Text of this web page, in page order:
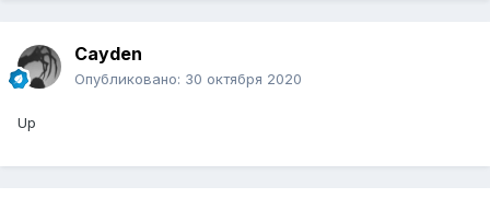
Cayden
Опубликовано: 30 октября 2020
Up